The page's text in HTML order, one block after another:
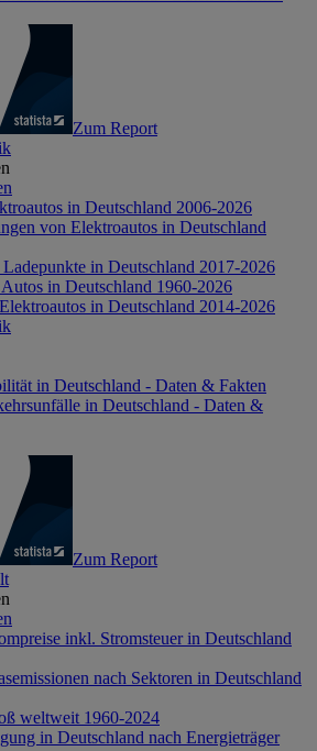
Zum Report
in Deutschland 2006-2026
von Elektroautos in Deutschland
in Deutschland 2017-2026
in Deutschland 1960-2026
in Deutschland 2014-2026
in Deutschland - Daten & Fakten
in Deutschland - Daten &
Zum Report
inkl. Stromsteuer in Deutschland
nach Sektoren in Deutschland
weltweit 1960-2024
in Deutschland nach Energieträger